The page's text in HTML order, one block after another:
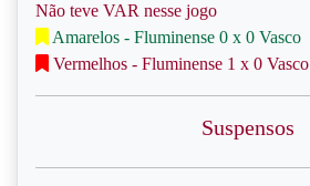
Não teve VAR nesse jogo
Amarelos - Fluminense 0 x 0 Vasco
Vermelhos - Fluminense 1 x 0 Vasco
Suspensos